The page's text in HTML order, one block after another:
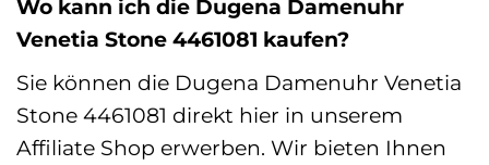
Wo kann ich die Dugena Damenuhr
Venetia Stone 4461081 kaufen?
Sie können die Dugena Damenuhr Venetia
Stone 4461081 direkt hier in unserem
Affiliate Shop erwerben. Wir bieten Ihnen